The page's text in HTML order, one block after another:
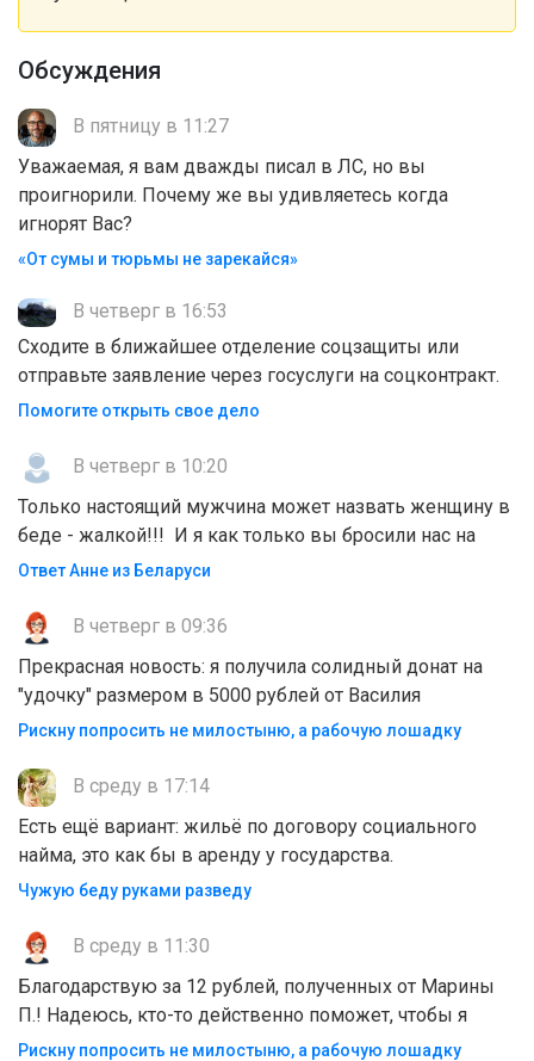
Обсуждения
В пятницу в 11:27
Уважаемая, я вам дважды писал в ЛС, но вы
проигнорили. Почему же вы удивляетесь когда
игнорят Вас?
«От сумы и тюрьмы не зарекайся»
В четверг в 16:53
Сходите в ближайшее отделение соцзащиты или
отправьте заявление через госуслуги на соцконтракт.
Помогите открыть свое дело
В четверг в 10:20
Только настоящий мужчина может назвать женщину в
беде - жалкой!!! И я как только вы бросили нас на
Ответ Анне из Беларуси
В четверг в 09:36
Прекрасная новость: я получила солидный донат на
"удочку" размером в 5000 рублей от Василия
Рискну попросить не милостыню, а рабочую лошадку
В среду в 17:14
Есть ещё вариант: жильё по договору социального
найма, это как бы в аренду у государства.
Чужую беду руками разведу
В среду в 11:30
Благодарствую за 12 рублей, полученных от Марины
П.! Надеюсь, кто-то действенно поможет, чтобы я
Рискну попросить не милостыню, а рабочую лошадку